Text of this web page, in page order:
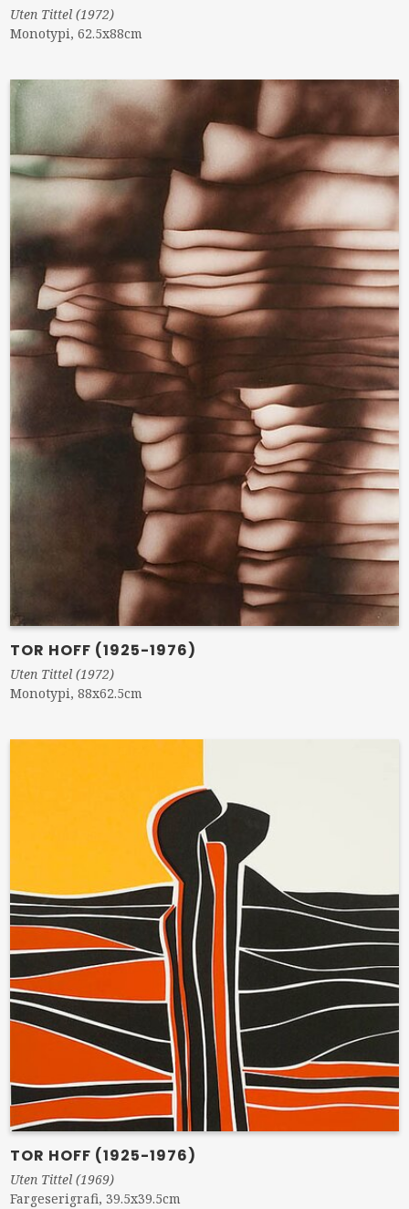
Uten Tittel (1972)
Monotypi, 62.5x88cm
TOR HOFF (1925-1976)
Uten Tittel (1972)
Monotypi, 88x62.5cm
TOR HOFF (1925-1976)
Uten Tittel (1969)
Fargeserigrafi, 39.5x39.5cm